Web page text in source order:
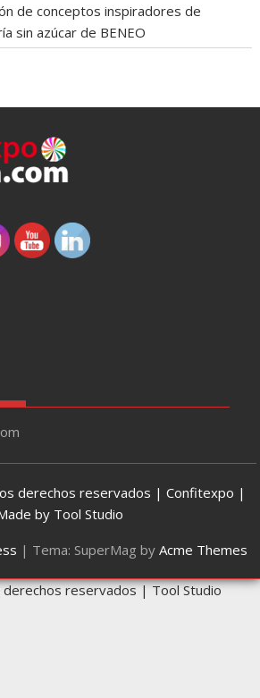
de conceptos inspiradores de
sin azúcar de BENEO
derechos reservados | Confitexpo |
by Tool Studio
| Tema: SuperMag by Acme Themes
reservados | Tool Studio